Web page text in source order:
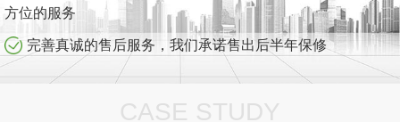
方位的服务
完善真诚的售后服务，我们承诺售出后半年保修
CASE STUDY